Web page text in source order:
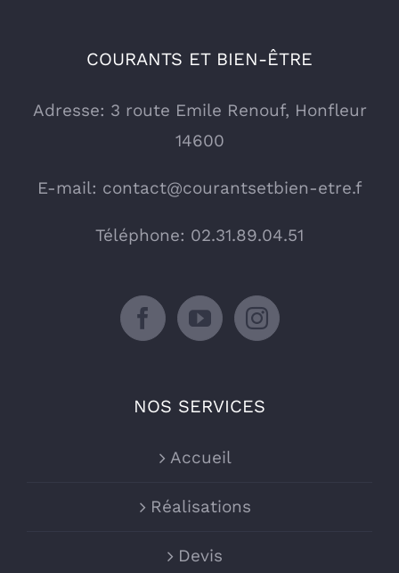
COURANTS ET BIEN-ÊTRE
Adresse: 3 route Emile Renouf, Honfleur
14600
E-mail: contact@courantsetbien-etre.f
Téléphone: 02.31.89.04.51
NOS SERVICES
Accueil
Réalisations
Devis